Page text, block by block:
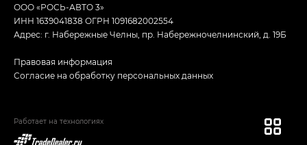
ООО «РОСЬ-АВТО 3»
ИНН 1639041838 ОГРН 1091682002554
Адрес: г. Набережные Челны, пр. Набережночелнинский, д. 19Б
Правовая информация
Согласие на обработку персональных данных
Работает на технологиях